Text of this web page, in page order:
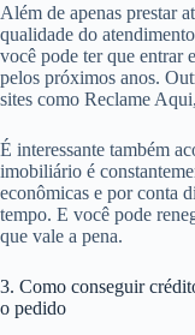
Além de apenas prestar
qualidade do
você pode ter que entrar
pelos próximos anos.
sites como Reclame
É interessante também
imobiliário é
econômicas e por conta
tempo. E você pode
que vale a pena.
3. Como conseguir
o pedido